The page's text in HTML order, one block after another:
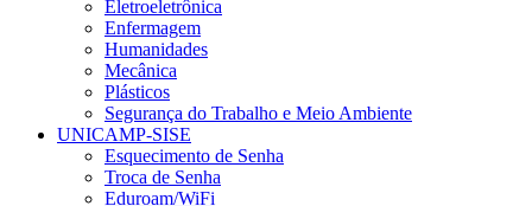
Eletroeletrônica
Enfermagem
Humanidades
Mecânica
Plásticos
Segurança do Trabalho e Meio Ambiente
UNICAMP-SISE
Esquecimento de Senha
Troca de Senha
Eduroam/WiFi